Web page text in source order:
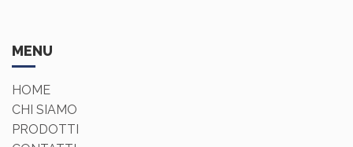
MENU
HOME
CHI SIAMO
PRODOTTI